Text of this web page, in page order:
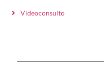
Videoconsulto